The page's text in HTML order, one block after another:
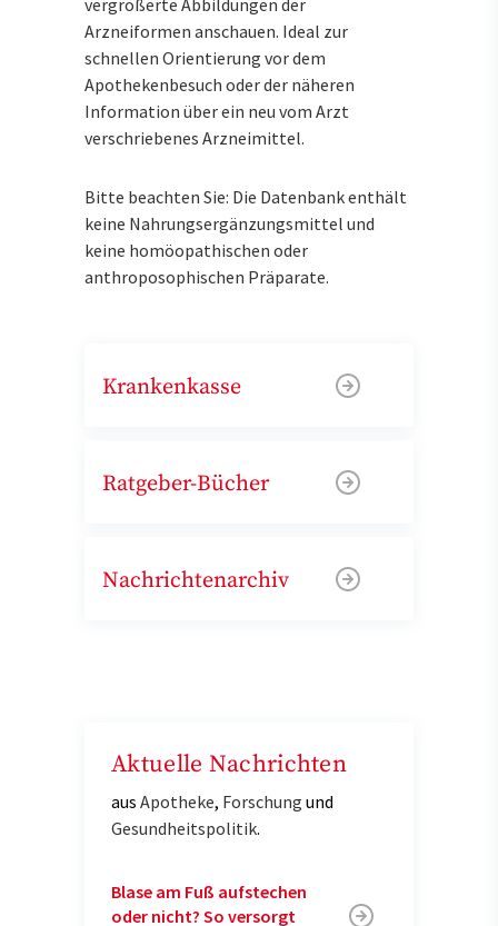
vergrößerte Abbildungen der
Arzneiformen anschauen. Ideal zur
schnellen Orientierung vor dem
Apothekenbesuch oder der näheren
Information über ein neu vom Arzt
verschriebenes Arzneimittel.
Bitte beachten Sie: Die Datenbank enthält
keine Nahrungsergänzungsmittel und
keine homöopathischen oder
anthroposophischen Präparate.
Krankenkasse
Ratgeber-Bücher
Nachrichtenarchiv
Aktuelle Nachrichten
aus Apotheke, Forschung und
Gesundheitspolitik.
Blase am Fuß aufstechen
oder nicht? So versorgt